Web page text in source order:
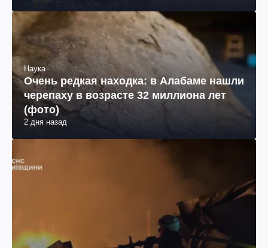
Наука
Очень редкая находка: в Алабаме нашли
черепаху в возрасте 32 миллиона лет
(фото)
2 дня назад